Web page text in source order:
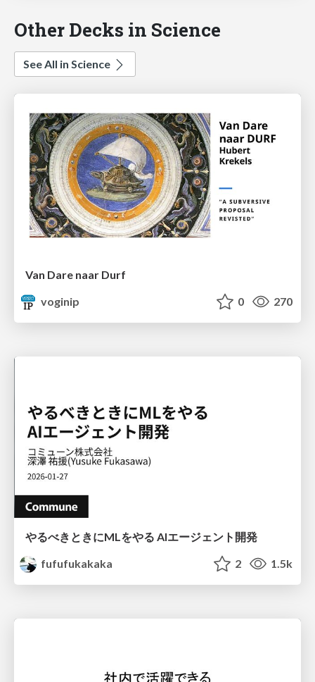
Other Decks in Science
See All in Science
Van Dare naar Durf
voginip
0 270
やるべきときにMLをやる AIエージェント開発
fufufukakaka
2 1.5k